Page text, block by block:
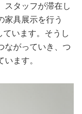
スタッフが滞在し
家具展示を行う
ています。そうし
ながっていき、つ
ます。